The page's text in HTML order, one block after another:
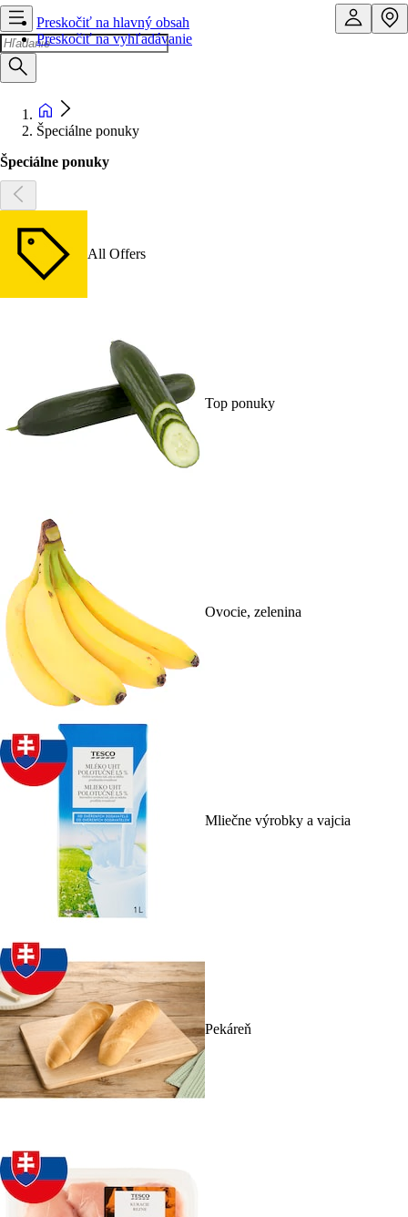
Preskočiť na hlavný obsah
Preskočiť na vyhľadávanie
Špeciálne ponuky
Špeciálne ponuky
All Offers
Top ponuky
Ovocie, zelenina
Mliečne výrobky a vajcia
Pekáreň